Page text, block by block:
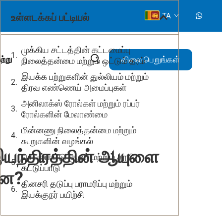
TA
விலை பெறுங்கள்
ஆயுளை
உள்ளடக்கப் பட்டியல்
முக்கிய சட்டத்தின் கட்டமைப்பு
நிலைத்தன்மை மற்றும் ஒட்டும் தரம்
இயக்க பற்றுகளின் துல்லியம் மற்றும்
திரவ எண்ணெய் அமைப்புகள்
அனிலாக்ஸ் ரோல்கள் மற்றும் ரப்பர்
ரோல்களின் மேலாண்மை
மின்னணு நிலைத்தன்மை மற்றும்
கூறுகளின் வழங்கல்
செயல்பாட்டு சூழல் மற்றும் தூசி
கட்டுப்பாடு
தினசரி தடுப்பு பராமரிப்பு மற்றும்
இயக்குநர் பயிற்சி